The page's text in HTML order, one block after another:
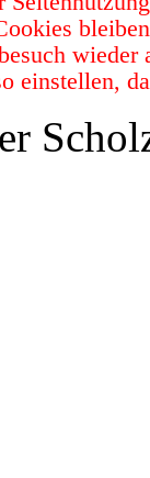
einstellen,